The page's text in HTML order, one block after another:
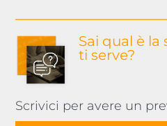
Sai qual è la
ti serve?
Scrivici per avere un